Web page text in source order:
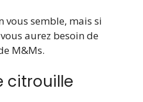
vous semble, mais si
aurez besoin de
M&Ms.
citrouille